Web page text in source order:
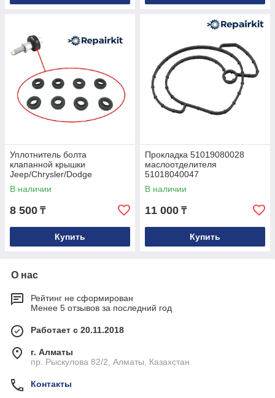
Уплотнитель болта
клапанной крышки
Jeep/Chrysler/Dodge
04884763AA
В наличии
8 500 ₸
Купить
Прокладка 51019080028
маслоотделителя
51018040047
В наличии
11 000 ₸
Купить
О нас
Рейтинг не сформирован
Менее 5 отзывов за последний год
Работает с 20.11.2018
г. Алматы
пр. Рыскулова 82/2, Алматы, Казахстан
Контакты